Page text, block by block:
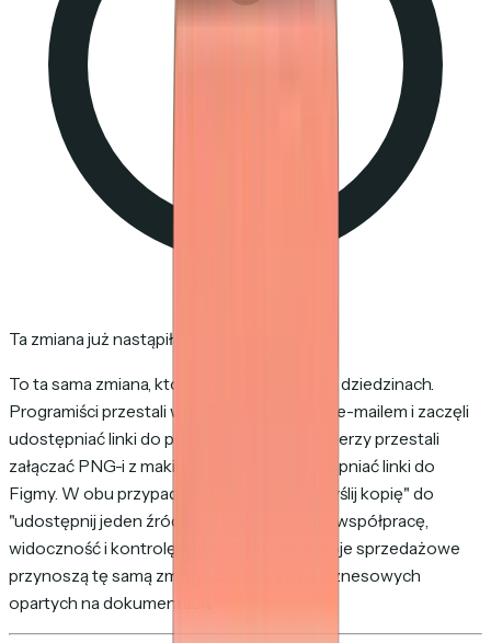
Ta zmiana już nastąpiła w kodzie i designie
To ta sama zmiana, która nastąpiła w innych dziedzinach.
Programiści przestali wysyłać łatki do kodu e-mailem i zaczęli
udostępniać linki do pull requestów. Designerzy przestali
załączać PNG-i z makietami i zaczęli udostępniać linki do
Figmy. W obu przypadkach przejście od "wyślij kopię" do
"udostępnij jeden źródłowy link" poprawiło współpracę,
widoczność i kontrolę wersji. Cyfrowe pokoje sprzedażowe
przynoszą tę samą zmianę do procesów biznesowych
opartych na dokumentach.